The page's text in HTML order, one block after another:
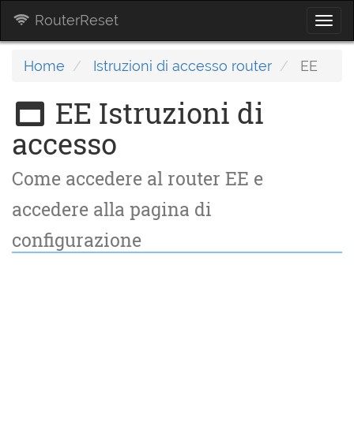
RouterReset
Home Istruzioni di accesso router EE
EE Istruzioni di
accesso
Come accedere al router EE e
accedere alla pagina di
configurazione